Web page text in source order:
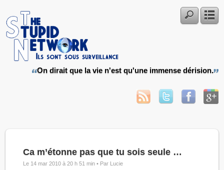
On dirait que la vie n'est qu'une immense dérision.
Ca m’étonne pas que tu sois seule …
Le 14 mar 2010 à 20 h 51 min • Par Lucie